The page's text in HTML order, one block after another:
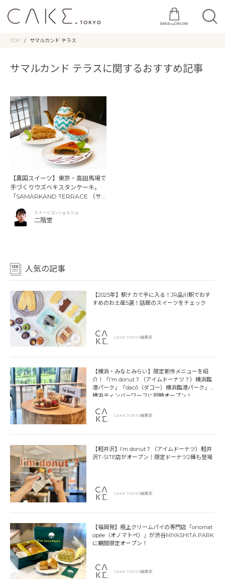
TOP サマルカンド テラス
サマルカンド テラスに関するおすすめ記事
【異国スイーツ】東京・高田馬場で
手づくりウズベキスタンケーキ。
「SAMARKAND TERRACE （サ
スイーツコンシェルジュ
二階堂
人気の記事
【2025年】駅ナカで手に入る！JR品川駅でおす
すめのお土産5選！話題のスイーツをチェック
CAKE.TOKYO編集部
【横浜・みなとみらい】限定新作メニューを紹
介！「I’m donut？（アイムドーナツ？）横浜臨
港パーク」「dacō（ダコー）横浜臨港パーク」
横浜ティンバーワーフに同時オープン！
CAKE.TOKYO編集部
【軽井沢】I’m donut？（アイムドーナツ）軽井
沢T-SITE店がオープン｜限定ドーナツ2種も登場
CAKE.TOKYO編集部
【福岡発】極上クリームパイの専門店「onomat
opée（オノマトペ）」が渋谷MIYASHITA PARK
に期間限定オープン！
CAKE.TOKYO編集部